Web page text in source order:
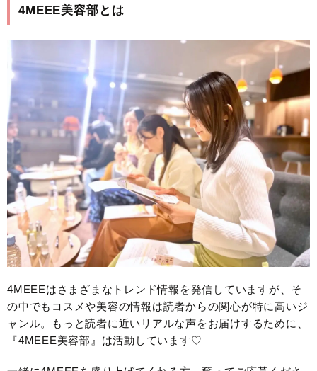
4MEEE美容部とは
4MEEEはさまざまなトレンド情報を発信していますが、そ
の中でもコスメや美容の情報は読者からの関心が特に高いジ
ャンル。もっと読者に近いリアルな声をお届けするために、
『4MEEE美容部』は活動しています♡